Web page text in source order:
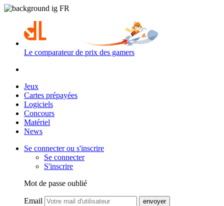
Le comparateur de prix des gamers
Jeux
Cartes prépayées
Logiciels
Concours
Matériel
News
Se connecter ou s'inscrire
Se connecter
S'inscrire
Mot de passe oublié
Email envoyer